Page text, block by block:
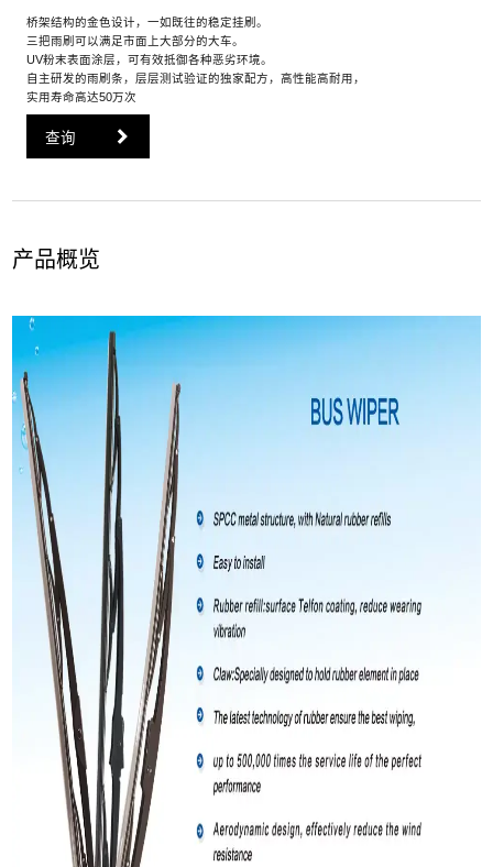
桥架结构的金色设计，一如既往的稳定挂刷。
三把雨刷可以满足市面上大部分的大车。
UV粉末表面涂层，可有效抵御各种恶劣环境。
自主研发的雨刷条，层层测试验证的独家配方，高性能高耐用，
实用寿命高达50万次
查询
产品概览